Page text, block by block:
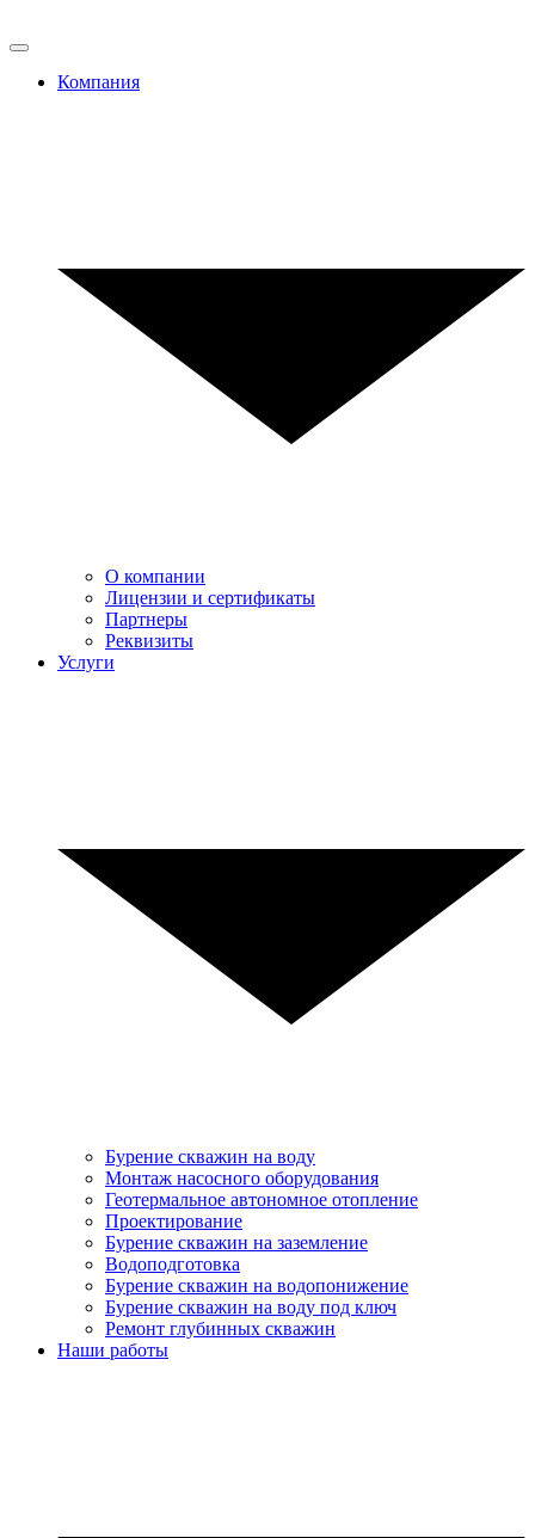
Компания
О компании
Лицензии и сертификаты
Партнеры
Реквизиты
Услуги
Бурение скважин на воду
Монтаж насосного оборудования
Геотермальное автономное отопление
Проектирование
Бурение скважин на заземление
Водоподготовка
Бурение скважин на водопонижение
Бурение скважин на воду под ключ
Ремонт глубинных скважин
Наши работы